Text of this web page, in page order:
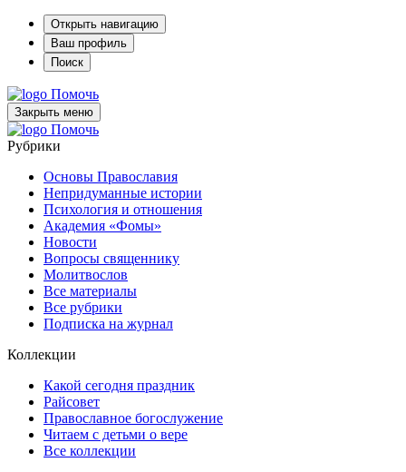
Открыть навигацию
Ваш профиль
Поиск
Помочь
Закрыть меню
Помочь
Рубрики
Основы Православия
Непридуманные истории
Психология и отношения
Академия «Фомы»
Новости
Вопросы священнику
Молитвослов
Все материалы
Все рубрики
Подписка на журнал
Коллекции
Какой сегодня праздник
Райсовет
Православное богослужение
Читаем с детьми о вере
Все коллекции